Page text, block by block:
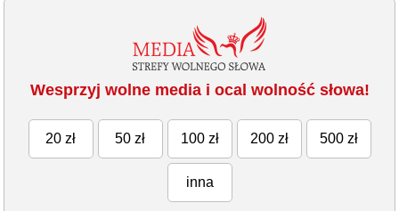
Wesprzyj wolne media i ocal wolność słowa!
20 zł 50 zł 100 zł 200 zł 500 zł
inna